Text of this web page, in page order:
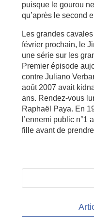
puisque le gourou
qu’après le second
Les grandes
février prochain, le
une série sur les
Premier épisode
contre Juliano
août 2007 avait
ans. Rendez-vous
Raphaël Paya. En
l’ennemi public n°1
fille avant de